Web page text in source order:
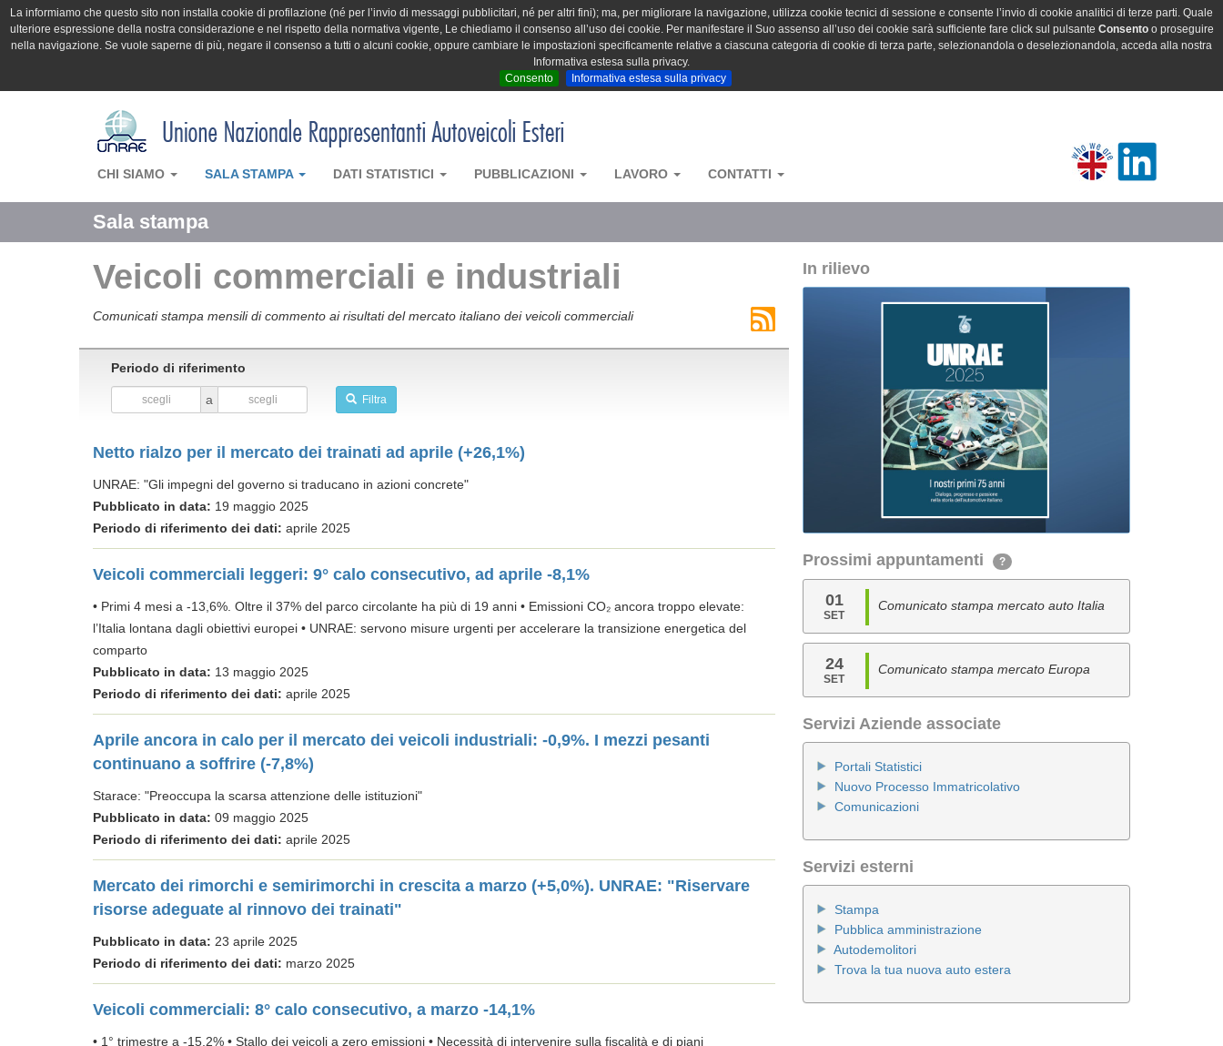
La informiamo che questo sito non installa cookie di profilazione (né per l’invio di messaggi pubblicitari, né per altri fini); ma, per migliorare la navigazione, utilizza cookie tecnici di sessione e consente l’invio di cookie analitici di terze parti. Quale
ulteriore espressione della nostra considerazione e nel rispetto della normativa vigente, Le chiediamo il consenso all’uso dei cookie. Per manifestare il Suo assenso all’uso dei cookie sarà sufficiente fare click sul pulsante Consentoo proseguire
nella navigazione. Se vuole saperne di più, negare il consenso a tutti o alcuni cookie, oppure cambiare le impostazioni specificamente relative a ciascuna categoria di cookie di terza parte, selezionandola o deselezionandola, acceda alla nostra
Informativa estesa sulla privacy.
Consento
Informativa estesa sulla privacy
CHI SIAMO SALA STAMPA DATI STATISTICI PUBBLICAZIONI LAVORO CONTATTI
Sala stampa
Veicoli commerciali e industriali
Comunicati stampa mensili di commento ai risultati del mercato italiano dei veicoli commerciali
Periodo di riferimento
a Filtra
Netto rialzo per il mercato dei trainati ad aprile (+26,1%)
UNRAE: "Gli impegni del governo si traducano in azioni concrete"
Pubblicato in data: 19 maggio 2025
Periodo di riferimento dei dati: aprile 2025
Veicoli commerciali leggeri: 9° calo consecutivo, ad aprile -8,1%
• Primi 4 mesi a -13,6%. Oltre il 37% del parco circolante ha più di 19 anni • Emissioni CO₂ ancora troppo elevate:
l’Italia lontana dagli obiettivi europei • UNRAE: servono misure urgenti per accelerare la transizione energetica del
comparto
Pubblicato in data: 13 maggio 2025
Periodo di riferimento dei dati: aprile 2025
Aprile ancora in calo per il mercato dei veicoli industriali: -0,9%. I mezzi pesanti
continuano a soffrire (-7,8%)
Starace: "Preoccupa la scarsa attenzione delle istituzioni"
Pubblicato in data: 09 maggio 2025
Periodo di riferimento dei dati: aprile 2025
Mercato dei rimorchi e semirimorchi in crescita a marzo (+5,0%). UNRAE: "Riservare
risorse adeguate al rinnovo dei trainati"
Pubblicato in data: 23 aprile 2025
Periodo di riferimento dei dati: marzo 2025
Veicoli commerciali: 8° calo consecutivo, a marzo -14,1%
• 1° trimestre a -15,2% • Stallo dei veicoli a zero emissioni • Necessità di intervenire sulla fiscalità e di piani
In rilievo
Prossimi appuntamenti ?
01
SET
Comunicato stampa mercato auto Italia
24
SET
Comunicato stampa mercato Europa
Servizi Aziende associate
Portali Statistici
Nuovo Processo Immatricolativo
Comunicazioni
Servizi esterni
Stampa
Pubblica amministrazione
Autodemolitori
Trova la tua nuova auto estera